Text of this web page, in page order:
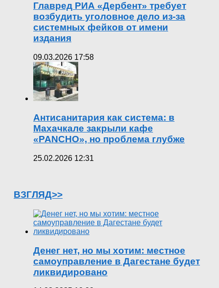
Главред РИА «Дербент» требует
возбудить уголовное дело из-за
системных фейков от имени
издания
09.03.2026 17:58
Антисанитария как система: в
Махачкале закрыли кафе
«PANCHO», но проблема глубже
25.02.2026 12:31
ВЗГЛЯД>>
Денег нет, но мы хотим: местное
самоуправление в Дагестане будет
ликвидировано